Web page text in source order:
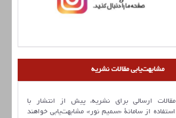
مشابهت‌یابی مقالات نشریه
مقالات ارسالی برای نشریه، پیش از انتشار با
استفاده از سامانۀ «سمیم نور» مشابهت‌یابی خواهند